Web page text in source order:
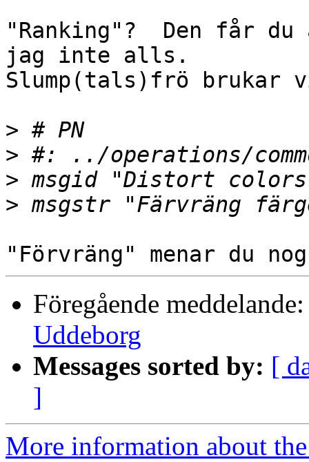
"Ranking"?  Den får
jag inte alls.
Slump(tals)frö brukar
>
>
>
>
Föregående
Uddeborg
Messages sorted by: [
]
More information about